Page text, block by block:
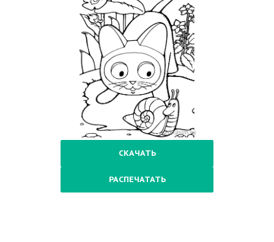
СКАЧАТЬ
РАСПЕЧАТАТЬ